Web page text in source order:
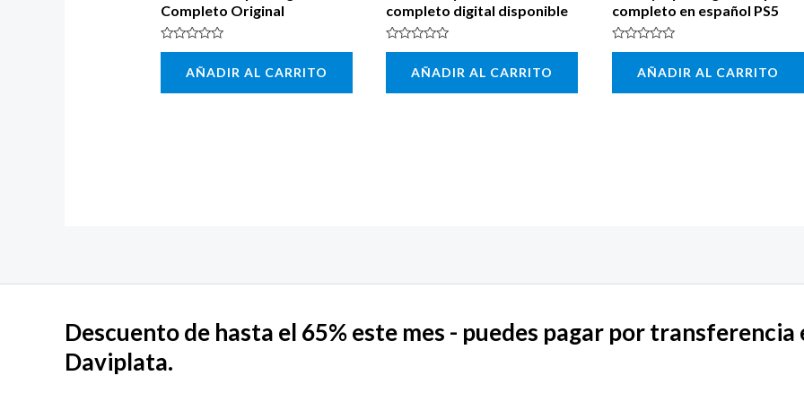
Completo Original
Valorado
5
AÑADIR AL CARRITO
completo digital disponible
Valorado
5
AÑADIR AL CARRITO
completo en español PS5
Valorado
5
AÑADIR AL CARRITO
Descuento de hasta el 65% este mes - puedes pagar por transferencia
Daviplata.